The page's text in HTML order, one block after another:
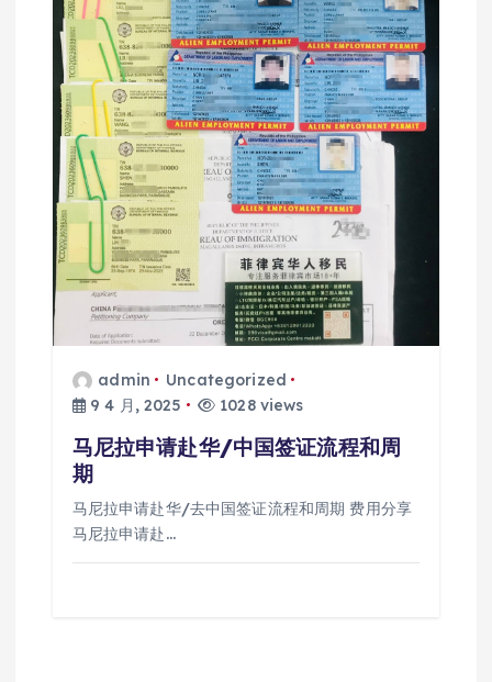
admin
Uncategorized
9 4 月, 2025
1028 views
马尼拉申请赴华/中国签证流程和周
期
马尼拉申请赴华/去中国签证流程和周期 费用分享
马尼拉申请赴…